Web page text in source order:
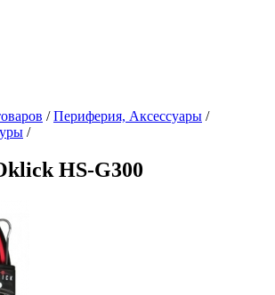
/Периферия, Аксессуары /
/
HS-G300